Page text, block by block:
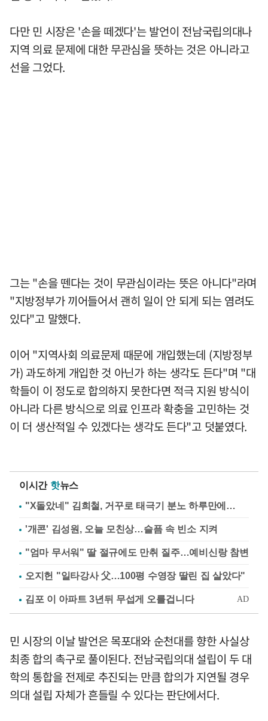
다만 민 시장은 '손을 떼겠다'는 발언이 전남국립의대나
지역 의료 문제에 대한 무관심을 뜻하는 것은 아니라고
선을 그었다.
그는 "손을 뗀다는 것이 무관심이라는 뜻은 아니다"라며
"지방정부가 끼어들어서 괜히 일이 안 되게 되는 염려도
있다"고 말했다.
이어 "지역사회 의료문제 때문에 개입했는데 (지방정부
가) 과도하게 개입한 것 아닌가 하는 생각도 든다"며 "대
학들이 이 정도로 합의하지 못한다면 적극 지원 방식이
아니라 다른 방식으로 의료 인프라 확충을 고민하는 것
이 더 생산적일 수 있겠다는 생각도 든다"고 덧붙였다.
이시간 핫뉴스
"X돌았네" 김희철, 거꾸로 태극기 분노 하루만에…
'개콘' 김성원, 오늘 모친상…슬픔 속 빈소 지켜
"엄마 무서워" 딸 절규에도 만취 질주…예비신랑 참변
오지헌 "일타강사 父…100평 수영장 딸린 집 살았다"
민 시장의 이날 발언은 목포대와 순천대를 향한 사실상
최종 합의 촉구로 풀이된다. 전남국립의대 설립이 두 대
학의 통합을 전제로 추진되는 만큼 합의가 지연될 경우
의대 설립 자체가 흔들릴 수 있다는 판단에서다.